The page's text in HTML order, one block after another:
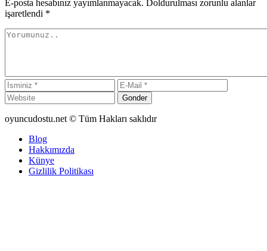
E-posta hesabınız yayımlanmayacak. Doldurulması zorunlu alanlar
işaretlendi *
Gonder
oyuncudostu.net © Tüm Hakları saklıdır
Blog
Hakkımızda
Künye
Gizlilik Politikası